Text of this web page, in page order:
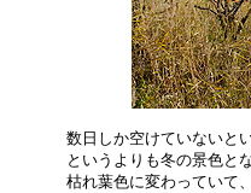
数日しか空けていないと
というよりも冬の景色と
枯れ葉色に変わっていて